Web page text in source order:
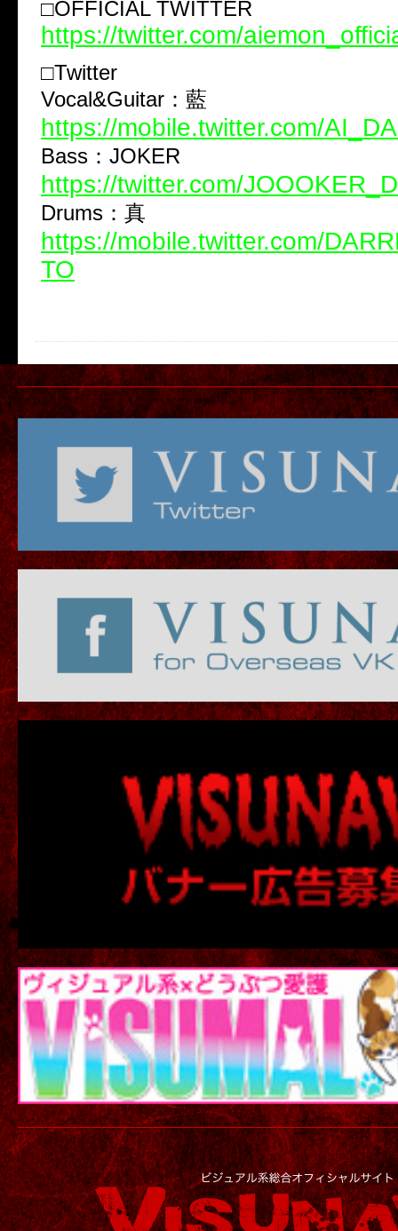
□OFFICIAL TWITTER
https://twitter.com/
□Twitter
Vocal&Guitar：藍
https://mobile.twitter.com/
Bass：JOKER
https://twitter.com/
Drums：真
https://mobile.twitter.com/
TO